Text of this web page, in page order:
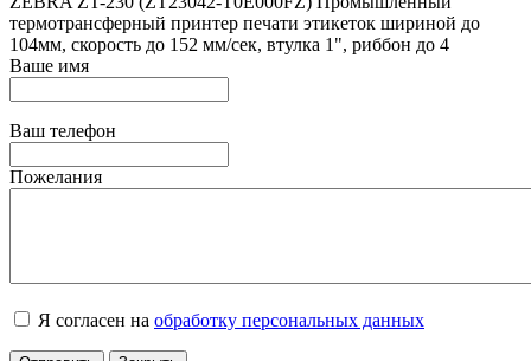
термотрансферный принтер печати этикеток шириной до
104мм, скорость до 152 мм/сек, втулка 1", риббон до 4
Ваше имя
Ваш телефон
Пожелания
Я согласен на обработку персональных данных